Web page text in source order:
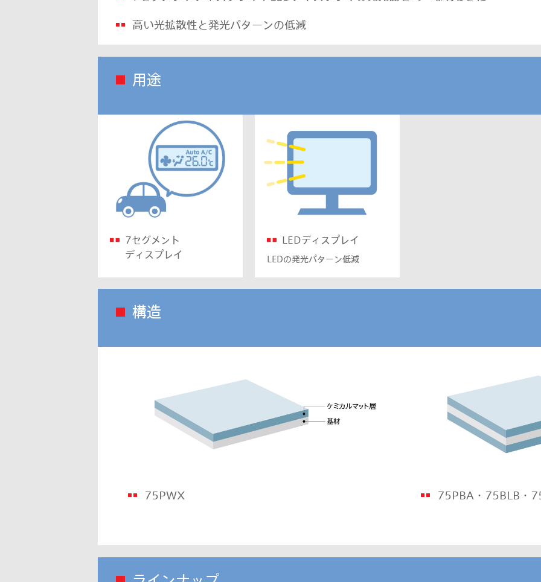
高い光拡散性と発光パターンの低減
用途
7セグメント
ディスプレイ
LEDディスプレイ
LEDの発光パターン低減
構造
75PWX 75PBA・75BLB・